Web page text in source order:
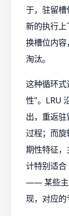
于，驻留
新的执行
换槽位内容
淘汰。
这种循环
性"。LRU
出，重返
过程；而
期性特征
计特别适
—— 某些主
现，对应的